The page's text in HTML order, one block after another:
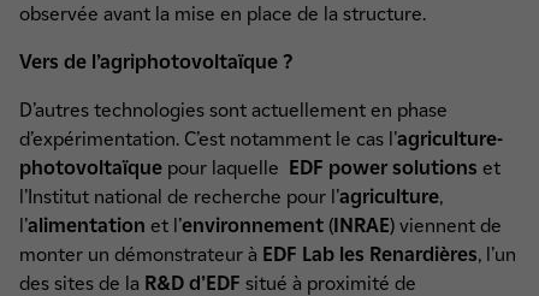
observée avant la mise en place de la structure.
Vers de l’agriphotovoltaïque ?
D’autres technologies sont actuellement en phase
d’expérimentation. C’est notamment le cas l’agriculture-
photovoltaïque pour laquelle EDF power solutions et
l’Institut national de recherche pour l’agriculture,
l’alimentation et l’environnement (INRAE) viennent de
monter un démonstrateur à EDF Lab les Renardières, l’un
des sites de la R&D d’EDF situé à proximité de